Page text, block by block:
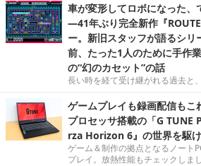
車が変形してロボになった、
―41年ぶり完全新作『
ー。新旧スタッフが語るシ
前、たった1人のために手作
の“幻のカセット”の話
長い時を経て受け継がれる過去と
ゲームプレイも録画配信も
プロセッサ搭載の「G TUNE
rza Horizon 6』の世界を駆
ゲーム＆制作の拠点となるノート
プレイ。放熱性能もチェックしま